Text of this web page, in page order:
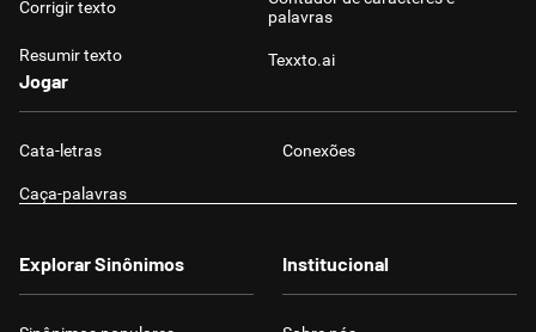
Corrigir texto
Resumir texto
palavras
Texxto.ai
Jogar
Cata-letras Conexões
Caça-palavras
Explorar Sinônimos Institucional